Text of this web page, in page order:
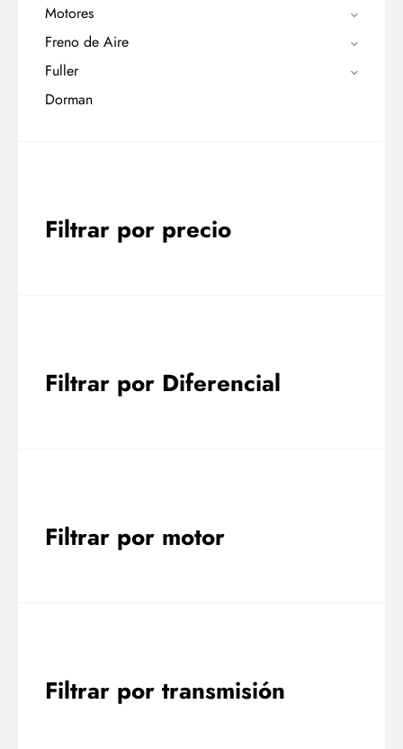
Motores
Freno de Aire
Fuller
Dorman
Filtrar por precio
Filtrar por Diferencial
Filtrar por motor
Filtrar por transmisión